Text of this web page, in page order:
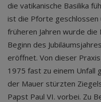
die vatikanische Basilika
ist die Pforte geschlossen
früheren Jahren wurde
Beginn des
eröffnet. Von dieser
1975 fast zu einem Unfall
der Mauer stürzten
Papst Paul VI. vorbei. Zu